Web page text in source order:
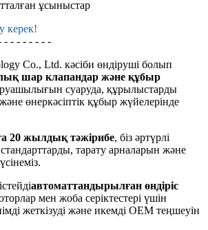
ұсыныстар
керек!
- - - - - - - -
Co., Ltd. кәсіби өндіруші болып
шар клапандар және құбыр
суаруда, құрылыстарды
өнеркәсіптік құбыр жүйелерінде
20 жылдық тәжірибе, біз әртүрлі
тарату арналарын және
автоматтандырылған өндіріс
мен жоба серіктестері үшін
жеткізуді және икемді OEM теңшеуін